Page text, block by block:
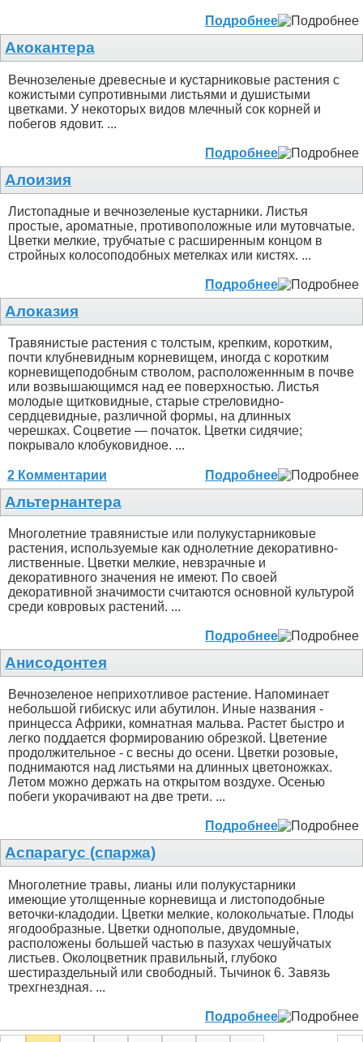
Подробнее
Акокантера
Вечнозеленые древесные и кустарниковые растения с
кожистыми супротивными листьями и душистыми
цветками. У некоторых видов млечный сок корней и
побегов ядовит. ...
Подробнее
Алоизия
Листопадные и вечнозеленые кустарники. Листья
простые, ароматные, противоположные или мутовчатые.
Цветки мелкие, трубчатые с расширенным концом в
стройных колосоподобных метелках или кистях. ...
Подробнее
Алоказия
Травянистые растения с толстым, крепким, коротким,
почти клубневидным корневищем, иногда с коротким
корневищеподобным стволом, расположеннным в почве
или возвышающимся над ее поверхностью. Листья
молодые щитковидные, старые стреловидно-
сердцевидные, различной формы, на длинных
черешках. Соцветие — початок. Цветки сидячие;
покрывало клобуковидное. ...
2 Комментарии Подробнее
Альтернантера
Многолетние травянистые или полукустарниковые
растения, используемые как однолетние декоративно-
лиственные. Цветки мелкие, невзрачные и
декоративного значения не имеют. По своей
декоративной значимости считаются основной культурой
среди ковровых растений. ...
Подробнее
Анисодонтея
Вечнозеленое неприхотливое растение. Напоминает
небольшой гибискус или абутилон. Иные названия -
принцесса Африки, комнатная мальва. Растет быстро и
легко поддается формированию обрезкой. Цветение
продолжительное - с весны до осени. Цветки розовые,
поднимаются над листьями на длинных цветоножках.
Летом можно держать на открытом воздухе. Осенью
побеги укорачивают на две трети. ...
Подробнее
Аспарагус (спаржа)
Многолетние травы, лианы или полукустарники
имеющие утолщенные корневища и листоподобные
веточки-кладодии. Цветки мелкие, колокольчатые. Плоды
ягодообразные. Цветки однополые, двудомные,
расположены большей частью в пазухах чешуйчатых
листьев. Околоцветник правильный, глубоко
шестираздельный или свободный. Тычинок 6. Завязь
трехгнездная. ...
Подробнее